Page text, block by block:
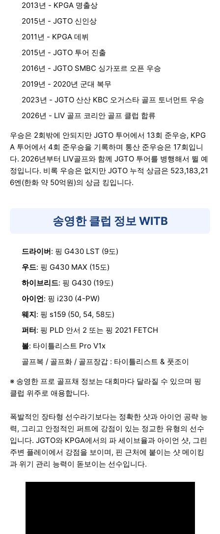
2013년 - KPGA 명출상
2015년 - JGTO 신인상
2011년 - KPGA 데뷔
2015년 - JGTO 투어 진출
2016년 - JGTO SMBC 싱가포르 오픈 우승
2019년 - 2020년 군대 복무
2023년 - JGTO 산산 KBC 오거스타 골프 토너먼트 우승
2026년 - LIV 골프 코리안 골프 클럽 합류
우승은 2회밖에 안되지만 JGTO 투어에서 13회 준우승, KPG
A 투어에서 4회 준우승을 기록하며 통산 준우승은 17회입니
다. 2026년부터 LIV골프와 함께 JGTO 투어를 병행해서 뛸 예
정입니다. 비록 우승은 없지만 JGTO 누적 상금은 523,183,21
6엔(한화 약 50억원)의 상금 킹입니다.
송영한 클럽 정보 WITB
드라이버: 핑 G430 LST (9도)
우드: 핑 G430 MAX (15도)
하이브리드: 핑 G430 (19도)
아이언: 핑 i230 (4-PW)
웨지: 핑 s159 (50, 54, 58도)
퍼터: 핑 PLD 안서 2 또는 핑 2021 FETCH
볼: 타이틀리스트 Pro V1x
골프복 / 골프화 / 골프장갑 : 타이틀리스트 & 풋조이
※ 송영한 프로 골프채 정보는 대회마다 달라질 수 있으며 핑
클럽 위주로 애용합니다.
폭발적인 장타형 선수라기보다는 정확한 샷과 아이언 공략 능
력, 그리고 안정적인 퍼트에 강점이 있는 정교한 유형의 선수
입니다. JGTO와 KPGA에서의 파 세이브율과 아이언 샷, 그린
주변 플레이에서 강점을 보이며, 핀 근처에 붙이는 샷 메이킹
과 위기 관리 능력이 돋보이는 선수입니다.